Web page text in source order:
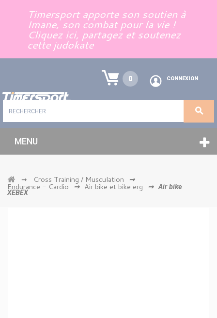
Timersport apporte son soutien à
Imane, son combat pour la vie !
Cliquez ici, partagez et soutenez
cette judokate
0 CONNEXION
MENU
➞ Cross Training / Musculation ➞
Endurance - Cardio ➞ Air bike et bike erg ➞ Air bike
XEBEX